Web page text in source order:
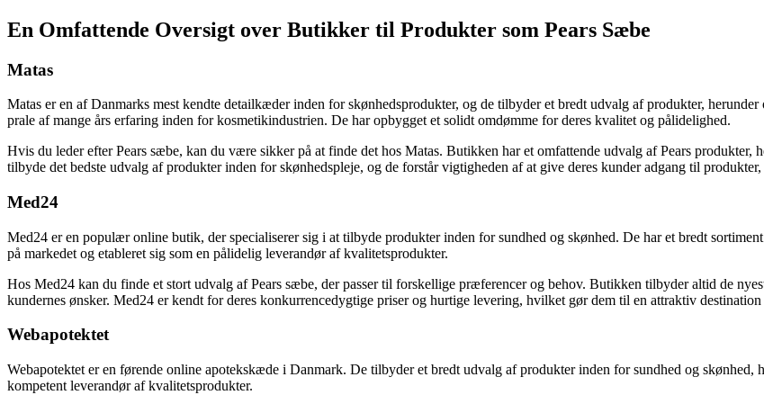
En Omfattende Oversigt over Butikker til Produkter som Pears Sæbe
Matas
Matas er en af Danmarks mest kendte detailkæder inden for skønhedsprodukter, og de tilbyder et bredt udvalg af produkter,
prale af mange års erfaring inden for kosmetikindustrien. De har opbygget et solidt omdømme for deres kvalitet og pålidelighed.
Hvis du leder efter Pears sæbe, kan du være sikker på at finde det hos Matas. Butikken har et omfattende udvalg af Pears
tilbyde det bedste udvalg af produkter inden for skønhedspleje, og de forstår vigtigheden af at give deres kunder adgang til
Med24
Med24 er en populær online butik, der specialiserer sig i at tilbyde produkter inden for sundhed og skønhed. De har et bredt
på markedet og etableret sig som en pålidelig leverandør af kvalitetsprodukter.
Hos Med24 kan du finde et stort udvalg af Pears sæbe, der passer til forskellige præferencer og behov. Butikken tilbyder altid de
kundernes ønsker. Med24 er kendt for deres konkurrencedygtige priser og hurtige levering, hvilket gør dem til en attraktiv
Webapotektet
Webapotektet er en førende online apotekskæde i Danmark. De tilbyder et bredt udvalg af produkter inden for sundhed og skønhed,
kompetent leverandør af kvalitetsprodukter.